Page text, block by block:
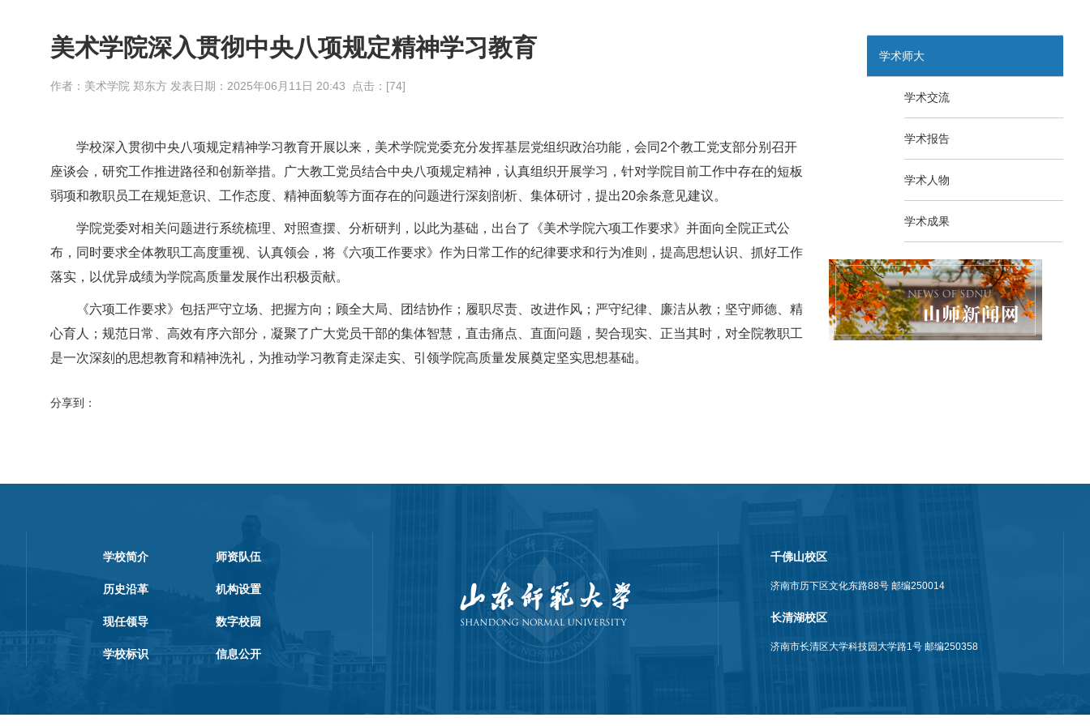
美术学院深入贯彻中央八项规定精神学习教育
作者：美术学院 郑东方 发表日期： 2025年06月11日 20:43 点击：[74]
学校深入贯彻中央八项规定精神学习教育开展以来，美术学院党委充分发挥基层党组织政治功能，会同2个教工党支部分别召开
座谈会，研究工作推进路径和创新举措。广大教工党员结合中央八项规定精神，认真组织开展学习，针对学院目前工作中存在的短板
弱项和教职员工在规矩意识、工作态度、精神面貌等方面存在的问题进行深刻剖析、集体研讨，提出20余条意见建议。
学院党委对相关问题进行系统梳理、对照查摆、分析研判，以此为基础，出台了《美术学院六项工作要求》并面向全院正式公
布，同时要求全体教职工高度重视、认真领会，将《六项工作要求》作为日常工作的纪律要求和行为准则，提高思想认识、抓好工作
落实，以优异成绩为学院高质量发展作出积极贡献。
《六项工作要求》包括严守立场、把握方向；顾全大局、团结协作；履职尽责、改进作风；严守纪律、廉洁从教；坚守师德、精
心育人；规范日常、高效有序六部分，凝聚了广大党员干部的集体智慧，直击痛点、直面问题，契合现实、正当其时，对全院教职工
是一次深刻的思想教育和精神洗礼，为推动学习教育走深走实、引领学院高质量发展奠定坚实思想基础。
分享到：
学术师大
学术交流
学术报告
学术人物
学术成果
学校简介 师资队伍
历史沿革 机构设置
现任领导 数字校园
学校标识 信息公开
千佛山校区
济南市历下区文化东路88号 邮编250014
长清湖校区
济南市长清区大学科技园大学路1号 邮编250358